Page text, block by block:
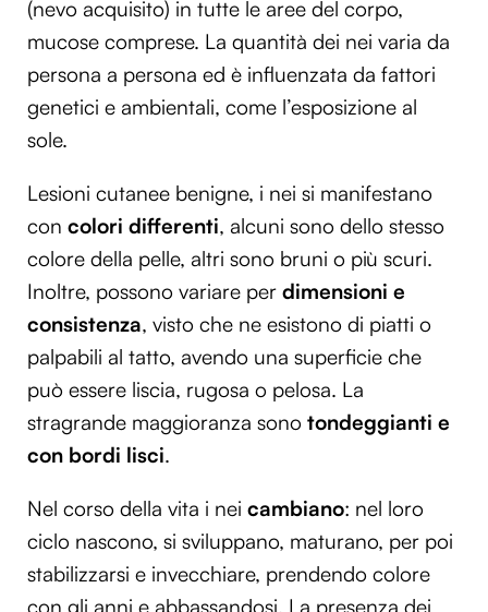
(nevo acquisito) in tutte le aree del corpo,
mucose comprese. La quantità dei nei varia da
persona a persona ed è influenzata da fattori
genetici e ambientali, come l’esposizione al
sole.
Lesioni cutanee benigne, i nei si manifestano
con colori differenti, alcuni sono dello stesso
colore della pelle, altri sono bruni o più scuri.
Inoltre, possono variare per dimensioni e
consistenza, visto che ne esistono di piatti o
palpabili al tatto, avendo una superficie che
può essere liscia, rugosa o pelosa. La
stragrande maggioranza sono tondeggianti e
con bordi lisci.
Nel corso della vita i nei cambiano: nel loro
ciclo nascono, si sviluppano, maturano, per poi
stabilizzarsi e invecchiare, prendendo colore
con gli anni e abbassandosi. La presenza dei